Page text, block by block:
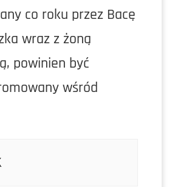
co roku przez Bacę
wraz z żoną
powinien być
wśród